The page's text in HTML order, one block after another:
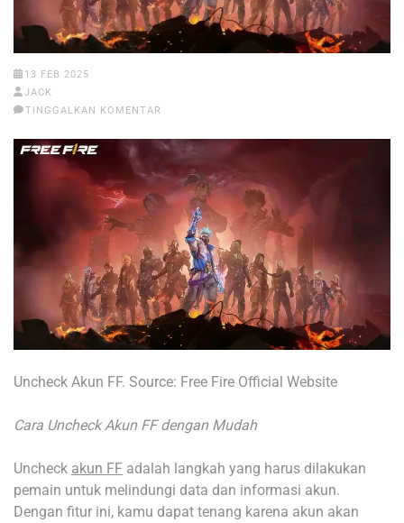
13 FEB 2025
JACK
TINGGALKAN KOMENTAR
Uncheck Akun FF. Source: Free Fire Official Website
Cara Uncheck Akun FF dengan Mudah
Uncheck akun FF adalah langkah yang harus dilakukan
pemain untuk melindungi data dan informasi akun.
Dengan fitur ini, kamu dapat tenang karena akun akan